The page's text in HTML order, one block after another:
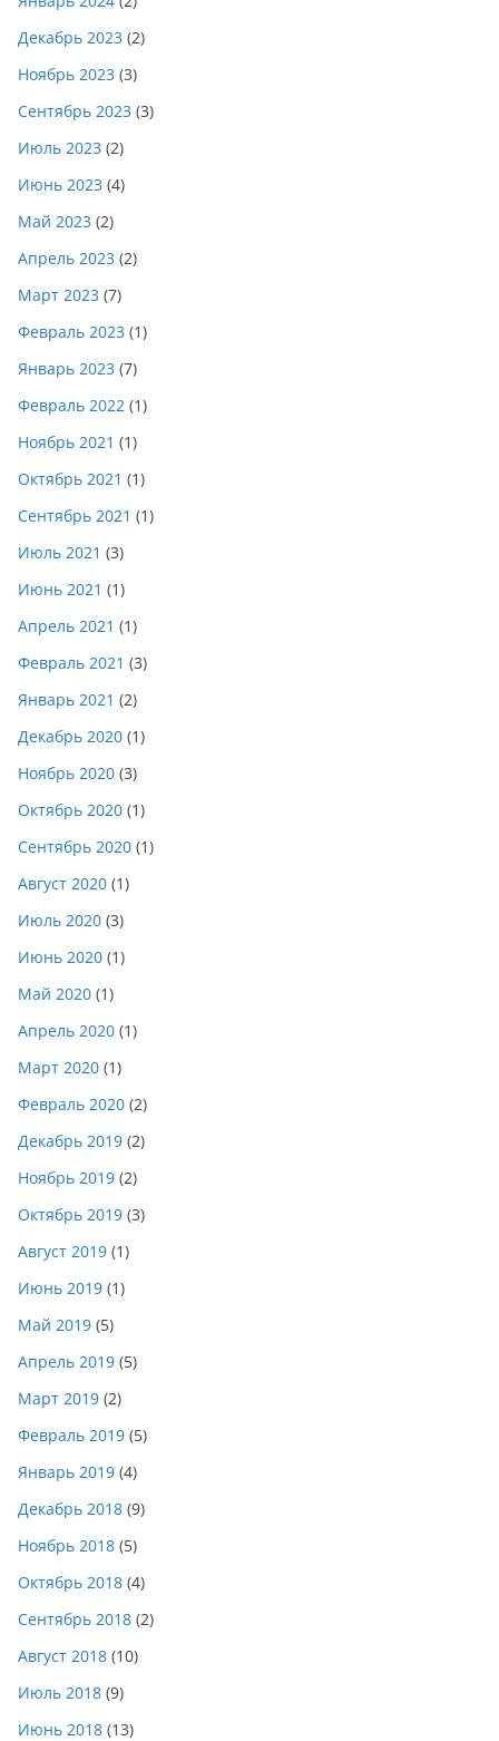
Декабрь 2023 (2)
Ноябрь 2023 (3)
Сентябрь 2023 (3)
Июль 2023 (2)
Июнь 2023 (4)
Май 2023 (2)
Апрель 2023 (2)
Март 2023 (7)
Февраль 2023 (1)
Январь 2023 (7)
Февраль 2022 (1)
Ноябрь 2021 (1)
Октябрь 2021 (1)
Сентябрь 2021 (1)
Июль 2021 (3)
Июнь 2021 (1)
Апрель 2021 (1)
Февраль 2021 (3)
Январь 2021 (2)
Декабрь 2020 (1)
Ноябрь 2020 (3)
Октябрь 2020 (1)
Сентябрь 2020 (1)
Август 2020 (1)
Июль 2020 (3)
Июнь 2020 (1)
Май 2020 (1)
Апрель 2020 (1)
Март 2020 (1)
Февраль 2020 (2)
Декабрь 2019 (2)
Ноябрь 2019 (2)
Октябрь 2019 (3)
Август 2019 (1)
Июнь 2019 (1)
Май 2019 (5)
Апрель 2019 (5)
Март 2019 (2)
Февраль 2019 (5)
Январь 2019 (4)
Декабрь 2018 (9)
Ноябрь 2018 (5)
Октябрь 2018 (4)
Сентябрь 2018 (2)
Август 2018 (10)
Июль 2018 (9)
Июнь 2018 (13)